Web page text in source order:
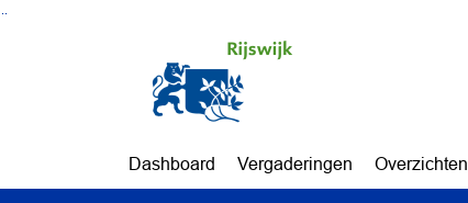
Dashboard Vergaderingen Overzichten